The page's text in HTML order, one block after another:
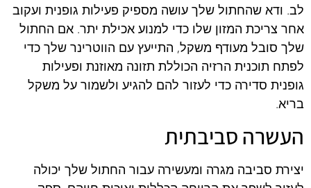
לב. ודא שהחתול שלך עושה מספיק פעילות גופנית ועקוב
אחר צריכת המזון שלו כדי למנוע אכילת יתר. אם החתול
שלך סובל מעודף משקל, התייעץ עם הווטרינר שלך כדי
לפתח תוכנית הרזיה הכוללת תזונה מאוזנת ופעילות
גופנית סדירה כדי לעזור להם להגיע ולשמור על משקל
בריא.
העשרה סביבתית
יצירת סביבה מגרה ומעשירה עבור החתול שלך יכולה